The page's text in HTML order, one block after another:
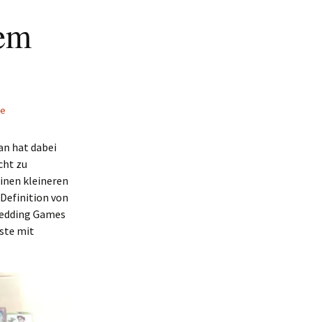
em Português
hat dabei
zu
kleineren
Definition von
Games
mit